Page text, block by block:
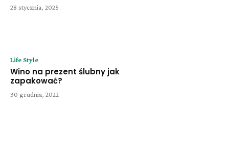
28 stycznia, 2025
Life Style
Wino na prezent ślubny jak
zapakować?
30 grudnia, 2022